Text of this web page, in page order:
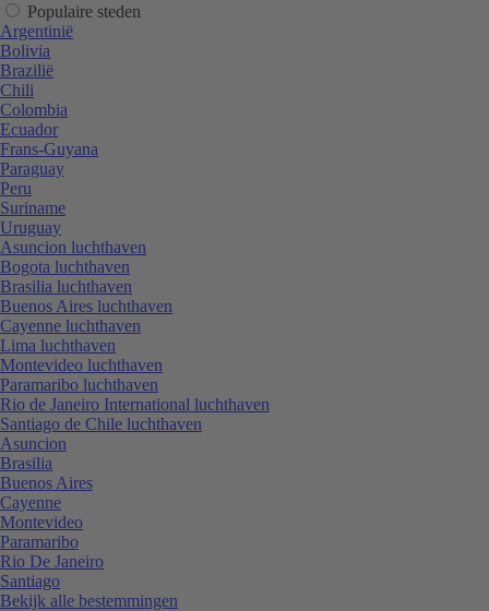
Populaire steden
Argentinië
Bolivia
Brazilië
Chili
Colombia
Ecuador
Frans-Guyana
Paraguay
Peru
Suriname
Uruguay
Asuncion luchthaven
Bogota luchthaven
Brasilia luchthaven
Buenos Aires luchthaven
Cayenne luchthaven
Lima luchthaven
Montevideo luchthaven
Paramaribo luchthaven
Rio de Janeiro International luchthaven
Santiago de Chile luchthaven
Asuncion
Brasilia
Buenos Aires
Cayenne
Montevideo
Paramaribo
Rio De Janeiro
Santiago
Bekijk alle bestemmingen